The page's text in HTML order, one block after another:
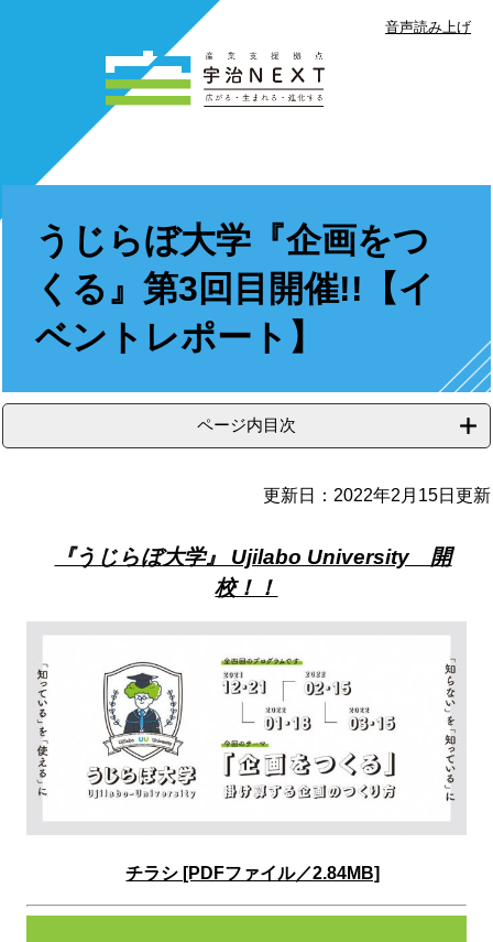
で
す
ば
音声読み上げ
本
うじらぼ大学『企画をつ
くる』第3回目開催!!【イ
ベントレポート】
ページ内目次
更新日：2022年2月15日更新
『うじらぼ大学』 Ujilabo University 開
校！！
チラシ [PDFファイル／2.84MB]